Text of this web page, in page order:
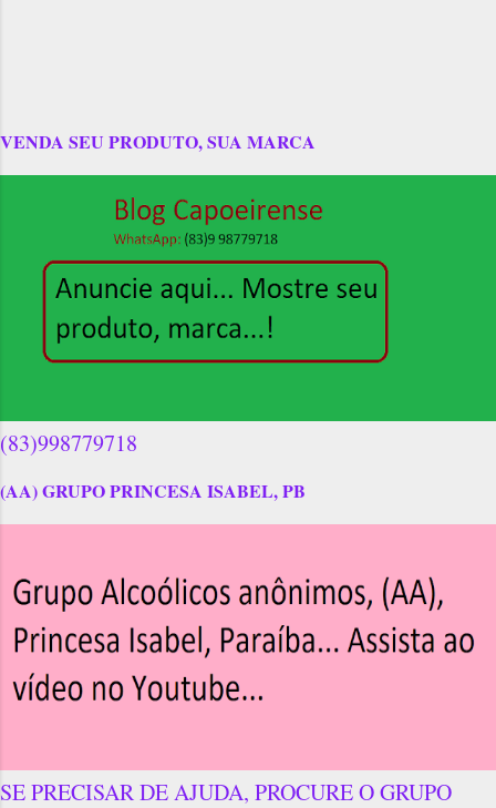
VENDA SEU PRODUTO, SUA MARCA
(83)998779718
(AA) GRUPO PRINCESA ISABEL, PB
SE PRECISAR DE AJUDA, PROCURE O GRUPO